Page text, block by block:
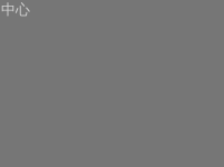
中心